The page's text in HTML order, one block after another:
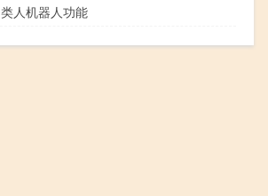
类人机器人功能